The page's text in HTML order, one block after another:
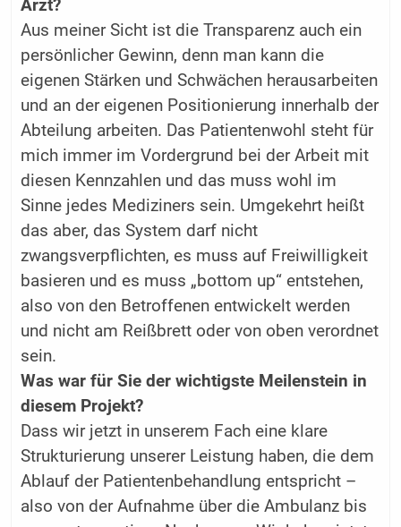
Arzt?
Aus meiner Sicht ist die Transparenz auch ein
persönlicher Gewinn, denn man kann die
eigenen Stärken und Schwächen herausarbeiten
und an der eigenen Positionierung innerhalb der
Abteilung arbeiten. Das Patientenwohl steht für
mich immer im Vordergrund bei der Arbeit mit
diesen Kennzahlen und das muss wohl im
Sinne jedes Mediziners sein. Umgekehrt heißt
das aber, das System darf nicht
zwangsverpflichten, es muss auf Freiwilligkeit
basieren und es muss „bottom up“ entstehen,
also von den Betroffenen entwickelt werden
und nicht am Reißbrett oder von oben verordnet
sein.
Was war für Sie der wichtigste Meilenstein in
diesem Projekt?
Dass wir jetzt in unserem Fach eine klare
Strukturierung unserer Leistung haben, die dem
Ablauf der Patientenbehandlung entspricht –
also von der Aufnahme über die Ambulanz bis